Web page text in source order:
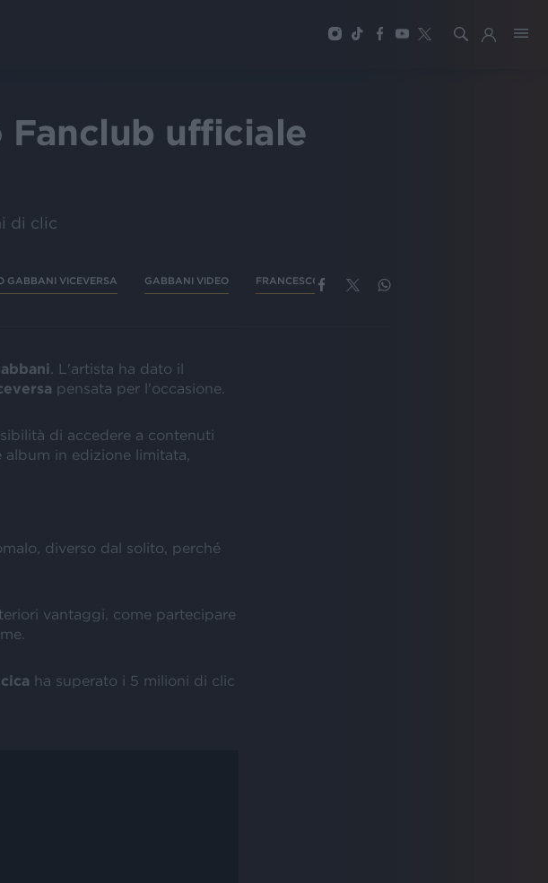
Fanclub ufficiale
di clic
GABBANI VICEVERSA GABBANI VIDEO FRANCESCO GABBANI IL SUDORE CI APPICCICA
. L'artista ha dato il
pensata per l'occasione.
di accedere a contenuti
in edizione limitata,
diverso dal solito, perché
vantaggi, come partecipare
ha superato i 5 milioni di clic